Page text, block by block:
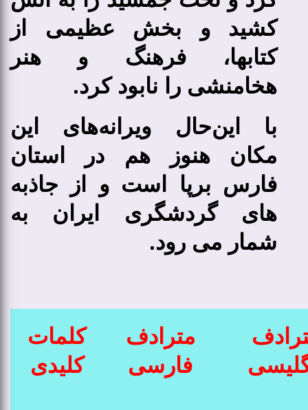
کشید و بخش عظیمی از
کتابها، فرهنگ و هنر
هخامنشی را نابود کرد.
با این‌حال ویرانه‌های این
مکان هنوز هم در استان
فارس برپا است و از جاذبه
های گردشگری ایران به
شمار می رود.
کلمات
کلیدی
مترادف
فارسی